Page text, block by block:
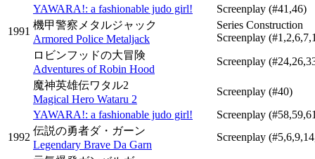
YAWARA!: a fashionable judo girl!
Screenplay (#41,46)
1991
機甲警察メタルジャック
Armored Police Metaljack
Series Construction
Screenplay
ロビンフッドの大冒険
Adventures of Robin Hood
Screenplay
魔神英雄伝ワタル2
Magical Hero Wataru 2
Screenplay (#40)
YAWARA!: a fashionable judo girl!
Screenplay
1992
伝説の勇者ダ・ガーン
Legendary Brave Da Garn
Screenplay